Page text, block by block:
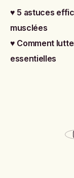
♥ 5 astuces
musclées
♥ Comment
essentielles